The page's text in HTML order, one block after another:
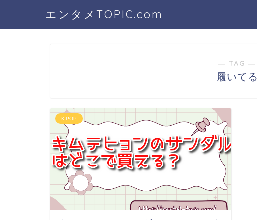
エンタメTOPIC.com
― TAG ―
履いてる
K-POP